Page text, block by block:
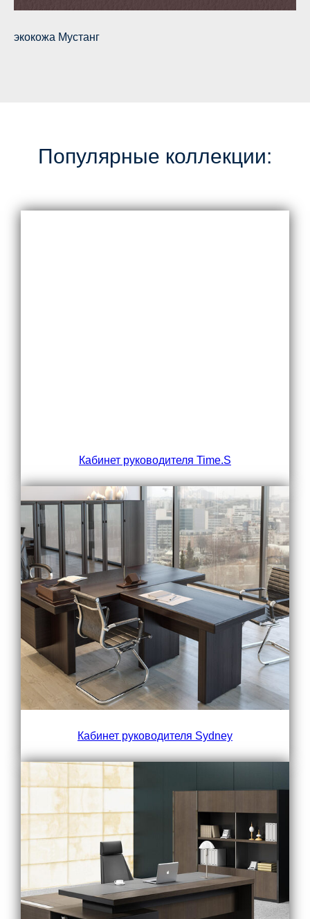
экокожа Мустанг
Популярные коллекции:
Кабинет руководителя Time.S
Кабинет руководителя Sydney